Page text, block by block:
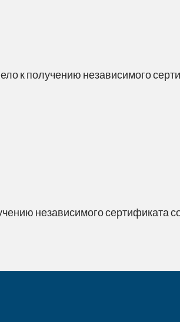
к получению независимого
независимого сертификата